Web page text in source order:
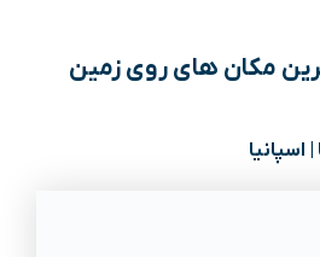
مکان‌ های روی زمین
اسپانیا